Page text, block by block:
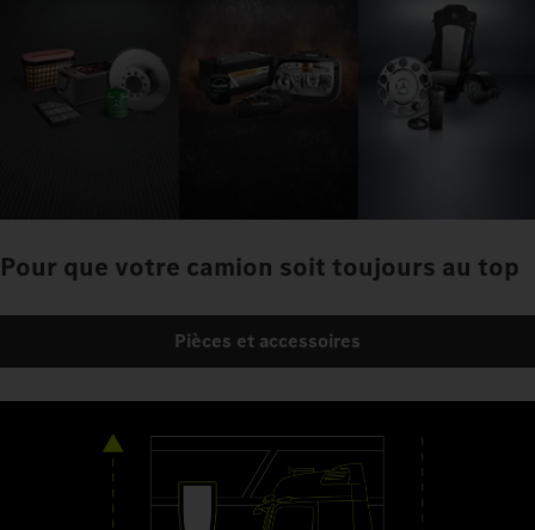
Pour que votre camion soit toujours au top
Pièces et accessoires